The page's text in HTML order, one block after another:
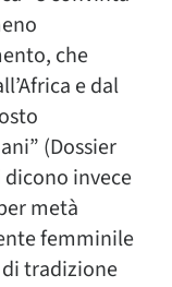
che
e dal
(Dossier
invece
metà
femminile
di tradizione